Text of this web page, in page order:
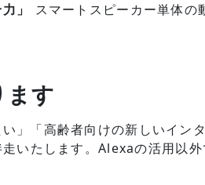
」
スマートスピーカー単体
す
」「高齢者向けの新しいイ
いたします。Alexaの活用以